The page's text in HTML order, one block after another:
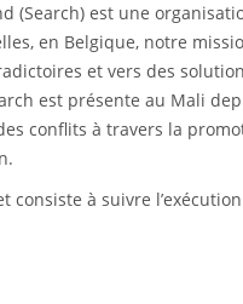
(Search) est une
en Belgique, notre
et vers des
est présente au Mali
conflits à travers la
consiste à suivre